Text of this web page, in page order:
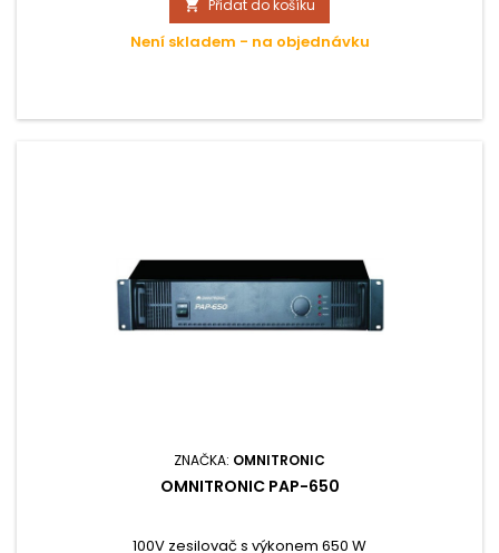
 Přidat do košíku
Není skladem - na objednávku
ZNAČKA: OMNITRONIC
OMNITRONIC PAP-650
100V zesilovač s výkonem 650 W